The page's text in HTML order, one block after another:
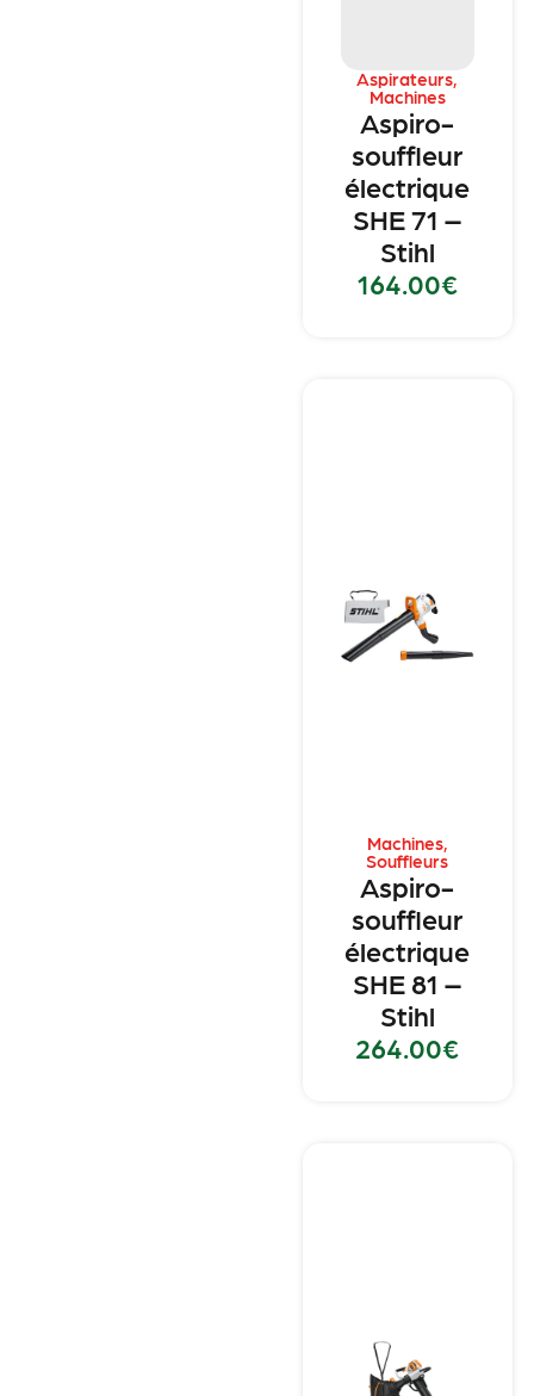
Aspirateurs,
Machines
Aspiro-
souffleur
électrique
SHE 71 –
Stihl
164.00€
Machines,
Souffleurs
Aspiro-
souffleur
électrique
SHE 81 –
Stihl
264.00€